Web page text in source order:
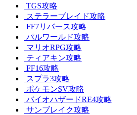
TGS攻略
ステラーブレイド攻略
FF7リバース攻略
パルワールド攻略
マリオRPG攻略
ティアキン攻略
FF16攻略
スプラ3攻略
ポケモンSV攻略
バイオハザードRE4攻略
サンブレイク攻略